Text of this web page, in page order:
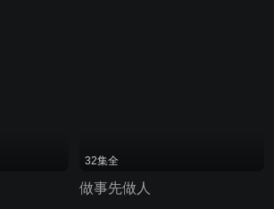
32集全
做事先做人